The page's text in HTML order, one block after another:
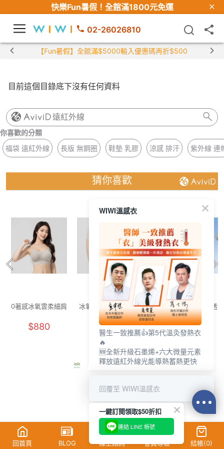
快樂Fun暑假！ 全館滿1800元免運
02-26026810
【Fun暑假】全館滿$5000輸入優惠碼再折$500
目前這個目錄底下沒有任何資料
遠紅外線
你喜歡的分類
福袋 遠紅外線
長版 無鋼圈 鞋墊 乳膠 涼感 排汗 紫外線 連
猜你喜歡
0著感冰氧雲柔細肩
$880
冰氧雲柔無痕內褲
(燕麥奶 F)
$250
舒活提托美胸無痕
內衣(清新綠 女M-
2XL)
$880
透
回首頁 BLOG 線上諮詢 會員專區 結帳(0)
WIWI溫感衣
醫生一致推薦👍第5代溫灸發熱衣
🔥
🆕全新升級石墨烯+六大微量元素
釋放遠紅外線光能導熱蓄熱更快
回覆至 WIWI溫感衣
一鍵訂閱領取$50折扣
連結 LINE 帳號